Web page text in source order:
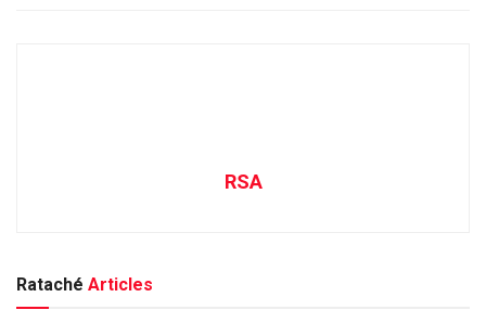
RSA
Rataché Articles